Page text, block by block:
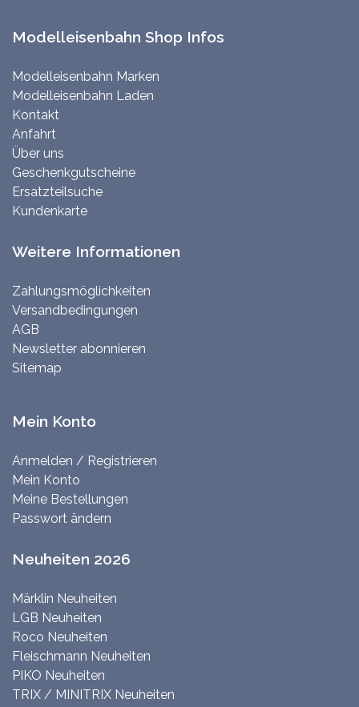
Modelleisenbahn Shop Infos
Modelleisenbahn Marken
Modelleisenbahn Laden
Kontakt
Anfahrt
Über uns
Geschenkgutscheine
Ersatzteilsuche
Kundenkarte
Weitere Informationen
Zahlungsmöglichkeiten
Versandbedingungen
AGB
Newsletter abonnieren
Sitemap
Mein Konto
Anmelden / Registrieren
Mein Konto
Meine Bestellungen
Passwort ändern
Neuheiten 2026
Märklin Neuheiten
LGB Neuheiten
Roco Neuheiten
Fleischmann Neuheiten
PIKO Neuheiten
TRIX / MINITRIX Neuheiten